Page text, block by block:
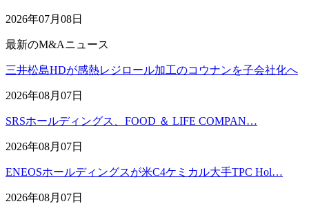
2026年07月08日
最新のM&Aニュース
三井松島HDが感熱レジロール加工のコウナンを子会社化へ
2026年08月07日
SRSホールディングス、FOOD ＆ LIFE COMPAN…
2026年08月07日
ENEOSホールディングスが米C4ケミカル大手TPC Hol…
2026年08月07日